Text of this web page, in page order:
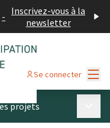
- Inscrivez-vous à la
newsletter
Se connecter
projets